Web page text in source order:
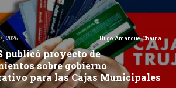
2026 Hugo Amanque Chaiña
publicó proyecto de
sobre gobierno
para las Cajas Municipales